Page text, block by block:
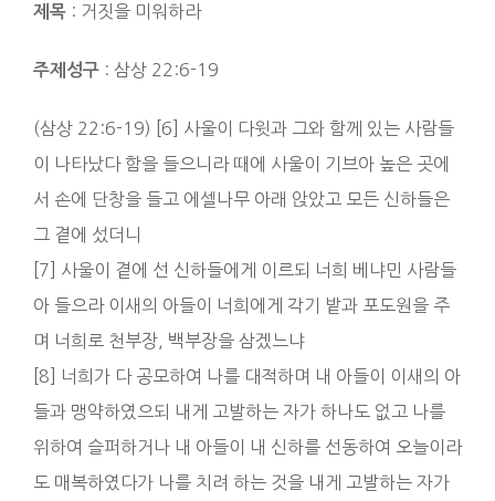
제목 : 거짓을 미워하라
주제성구 : 삼상 22:6-19
(삼상 22:6-19) [6] 사울이 다윗과 그와 함께 있는 사람들
이 나타났다 함을 들으니라 때에 사울이 기브아 높은 곳에
서 손에 단창을 들고 에셀나무 아래 앉았고 모든 신하들은
그 곁에 섰더니
[7] 사울이 곁에 선 신하들에게 이르되 너희 베냐민 사람들
아 들으라 이새의 아들이 너희에게 각기 밭과 포도원을 주
며 너희로 천부장, 백부장을 삼겠느냐
[8] 너희가 다 공모하여 나를 대적하며 내 아들이 이새의 아
들과 맹약하였으되 내게 고발하는 자가 하나도 없고 나를
위하여 슬퍼하거나 내 아들이 내 신하를 선동하여 오늘이라
도 매복하였다가 나를 치려 하는 것을 내게 고발하는 자가